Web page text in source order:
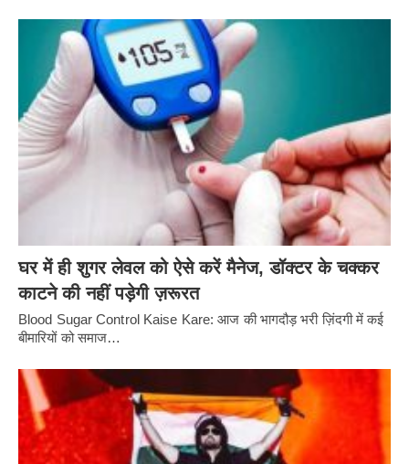
घर में ही शुगर लेवल को ऐसे करें मैनेज, डॉक्टर के चक्कर
काटने की नहीं पड़ेगी ज़रूरत
Blood Sugar Control Kaise Kare: आज की भागदौड़ भरी ज़िंदगी में कई
बीमारियों को समाज…